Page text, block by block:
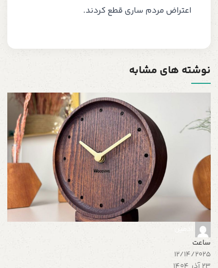
اعتراض مردم ساری قطع کردند.
نوشته های مشابه
ادمین
ساعت
12/14/2025